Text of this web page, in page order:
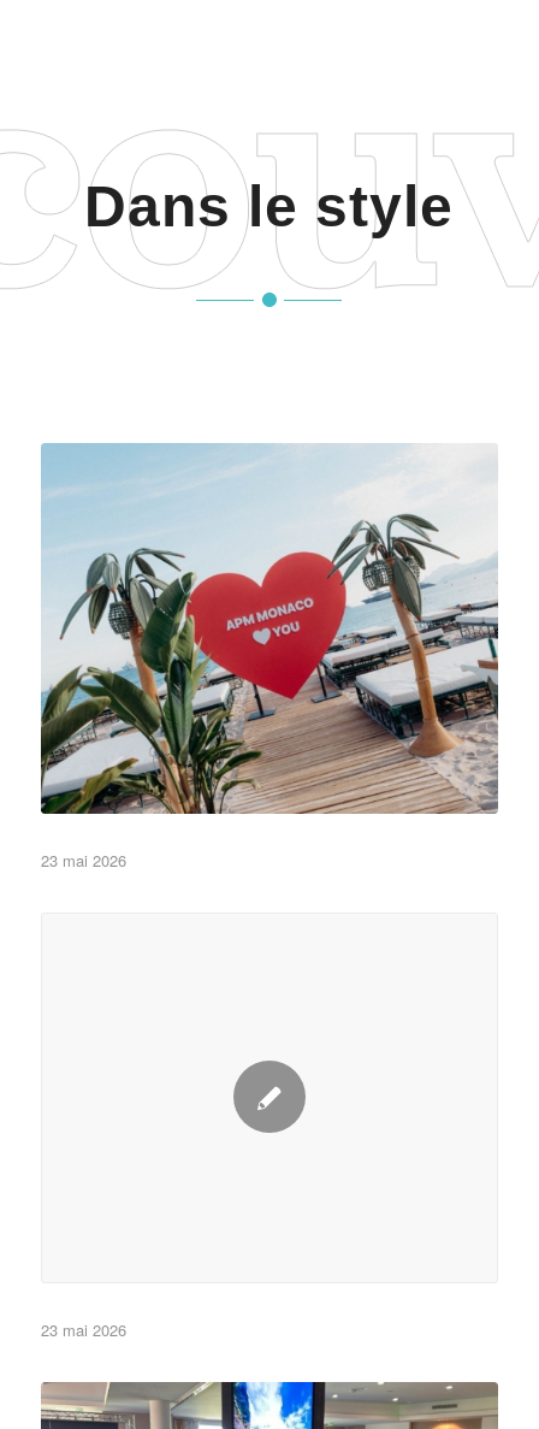
Dans le style
APM Monaco a posé ses couleurs sur la plage
•Eléments de décor•
23 mai 2026
APM Monaco a posé ses couleurs sur la plage
de Cannes
•Eléments de décor•
23 mai 2026